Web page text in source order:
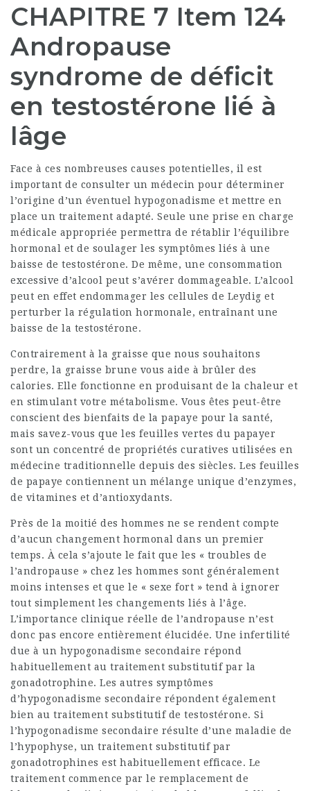
CHAPITRE 7 Item 124
Andropause
syndrome de déficit
en testostérone lié à
lâge
Face à ces nombreuses causes potentielles, il est
important de consulter un médecin pour déterminer
l’origine d’un éventuel hypogonadisme et mettre en
place un traitement adapté. Seule une prise en charge
médicale appropriée permettra de rétablir l’équilibre
hormonal et de soulager les symptômes liés à une
baisse de testostérone. De même, une consommation
excessive d’alcool peut s’avérer dommageable. L’alcool
peut en effet endommager les cellules de Leydig et
perturber la régulation hormonale, entraînant une
baisse de la testostérone.
Contrairement à la graisse que nous souhaitons
perdre, la graisse brune vous aide à brûler des
calories. Elle fonctionne en produisant de la chaleur et
en stimulant votre métabolisme. Vous êtes peut-être
conscient des bienfaits de la papaye pour la santé,
mais savez-vous que les feuilles vertes du papayer
sont un concentré de propriétés curatives utilisées en
médecine traditionnelle depuis des siècles. Les feuilles
de papaye contiennent un mélange unique d’enzymes,
de vitamines et d’antioxydants.
Près de la moitié des hommes ne se rendent compte
d’aucun changement hormonal dans un premier
temps. À cela s’ajoute le fait que les « troubles de
l’andropause » chez les hommes sont généralement
moins intenses et que le « sexe fort » tend à ignorer
tout simplement les changements liés à l’âge.
L’importance clinique réelle de l’andropause n’est
donc pas encore entièrement élucidée. Une infertilité
due à un hypogonadisme secondaire répond
habituellement au traitement substitutif par la
gonadotrophine. Les autres symptômes
d’hypogonadisme secondaire répondent également
bien au traitement substitutif de testostérone. Si
l’hypogonadisme secondaire résulte d’une maladie de
l’hypophyse, un traitement substitutif par
gonadotrophines est habituellement efficace. Le
traitement commence par le remplacement de